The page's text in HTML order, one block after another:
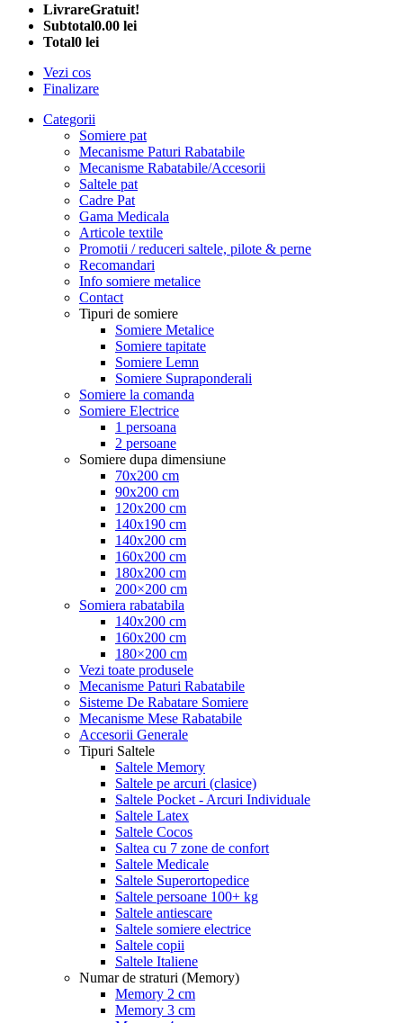
LivrareGratuit!
Subtotal0.00 lei
Total0 lei
Vezi cos
Finalizare
Categorii
Somiere pat
Mecanisme Paturi Rabatabile
Mecanisme Rabatabile/Accesorii
Saltele pat
Cadre Pat
Gama Medicala
Articole textile
Promotii / reduceri saltele, pilote & perne
Recomandari
Info somiere metalice
Contact
Tipuri de somiere
Somiere Metalice
Somiere tapitate
Somiere Lemn
Somiere Supraponderali
Somiere la comanda
Somiere Electrice
1 persoana
2 persoane
Somiere dupa dimensiune
70x200 cm
90x200 cm
120x200 cm
140x190 cm
140x200 cm
160x200 cm
180x200 cm
200×200 cm
Somiera rabatabila
140x200 cm
160x200 cm
180×200 cm
Vezi toate produsele
Mecanisme Paturi Rabatabile
Sisteme De Rabatare Somiere
Mecanisme Mese Rabatabile
Accesorii Generale
Tipuri Saltele
Saltele Memory
Saltele pe arcuri (clasice)
Saltele Pocket - Arcuri Individuale
Saltele Latex
Saltele Cocos
Saltea cu 7 zone de confort
Saltele Medicale
Saltele Superortopedice
Saltele persoane 100+ kg
Saltele antiescare
Saltele somiere electrice
Saltele copii
Saltele Italiene
Numar de straturi (Memory)
Memory 2 cm
Memory 3 cm